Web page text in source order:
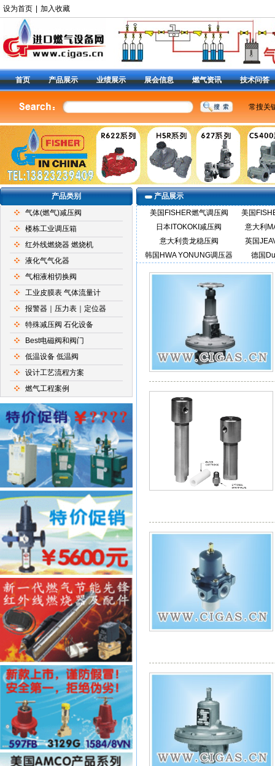
设为首页 加入收藏
首页 产品展示 业绩展示 展会信息 燃气资讯 技术问答
常搜关
燃气调
减压阀
|
定位器 |
产品类别
气体(燃气)减压阀
楼栋工业调压箱
红外线燃烧器 燃烧机
液化气气化器
气相液相切换阀
工业皮膜表 气体流量计
报警器｜压力表｜定位器
特殊减压阀 石化设备
Best电磁阀和阀门
低温设备 低温阀
设计工艺流程方案
燃气工程案例
产品展示
美国FISHER燃气调压阀
美国
日本ITOKOKI减压阀
意大利
意大利贵龙稳压阀
英国
韩国HWA YONUNG调压器
德国